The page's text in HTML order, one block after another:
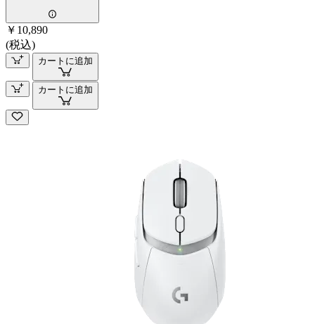
￥10,890
(税込)
カートに追加
カートに追加